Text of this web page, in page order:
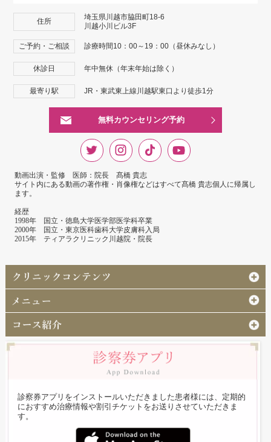
住所
埼玉県川越市脇田町18-6
川越小川ビル3F
ご予約・ご相談 診療時間10：00～19：00（昼休みなし）
休診日 年中無休（年末年始は除く）
最寄り駅 JR・東武東上線川越駅東口より徒歩1分
無料カウンセリング予約
動画出演・監修 医師：院長 髙橋 貴志
サイト内にある動画の著作権・肖像権などはすべて髙橋 貴志個人に帰属し
ます。
経歴
1998年 国立・徳島大学医学部医学科卒業
2000年 国立・東京医科歯科大学皮膚科入局
2015年 ティアラクリニック川越院・院長
診察券アプリをインストールいただきました患者様には、定期的
におすすめ治療情報や割引チケットをお送りさせていただきま
す。